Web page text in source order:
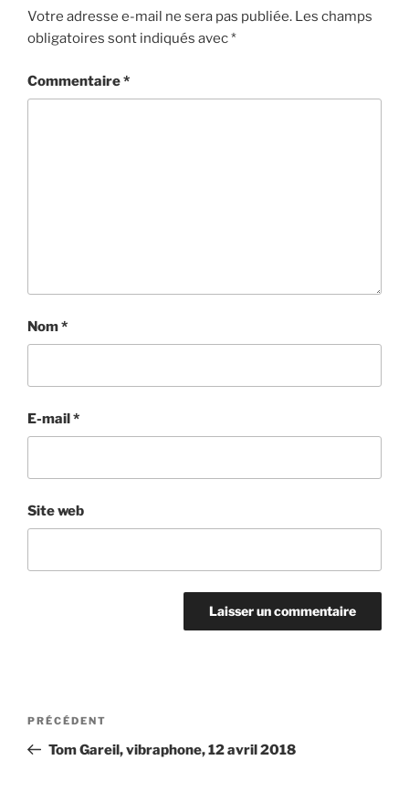
Votre adresse e-mail ne sera pas publiée. Les champs
obligatoires sont indiqués avec*
Commentaire*
Nom*
E-mail*
Site web
Navigation
l’article
Article
précédent
PRÉCÉDENT
Tom Gareil, vibraphone, 12 avril 2018